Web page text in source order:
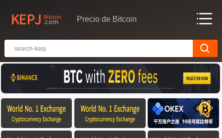
Precio de Bitcoin